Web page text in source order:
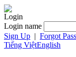
Login
Login name
Sign Up | Forgot
Tiếng ViệtEnglish